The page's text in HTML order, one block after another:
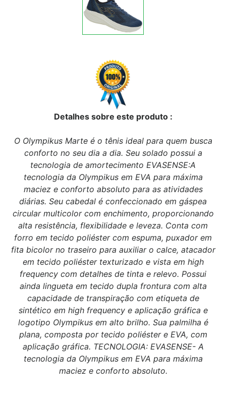
Detalhes sobre este produto :
O Olympikus Marte é o tênis ideal para quem busca
conforto no seu dia a dia. Seu solado possui a
tecnologia de amortecimento EVASENSE:A
tecnologia da Olympikus em EVA para máxima
maciez e conforto absoluto para as atividades
diárias. Seu cabedal é confeccionado em gáspea
circular multicolor com enchimento, proporcionando
alta resistência, flexibilidade e leveza. Conta com
forro em tecido poliéster com espuma, puxador em
fita bicolor no traseiro para auxiliar o calce, atacador
em tecido poliéster texturizado e vista em high
frequency com detalhes de tinta e relevo. Possui
ainda lingueta em tecido dupla frontura com alta
capacidade de transpiração com etiqueta de
sintético em high frequency e aplicação gráfica e
logotipo Olympikus em alto brilho. Sua palmilha é
plana, composta por tecido poliéster e EVA, com
aplicação gráfica. TECNOLOGIA: EVASENSE- A
tecnologia da Olympikus em EVA para máxima
maciez e conforto absoluto.